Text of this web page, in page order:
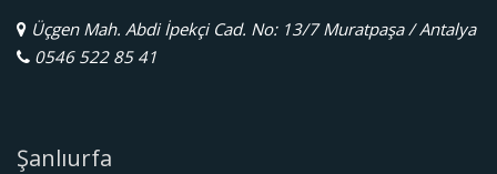
Üçgen Mah. Abdi İpekçi Cad. No: 13/7 Muratpaşa / Antalya
0546 522 85 41
Şanlıurfa